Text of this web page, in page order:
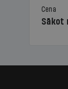
Cena
Sākot